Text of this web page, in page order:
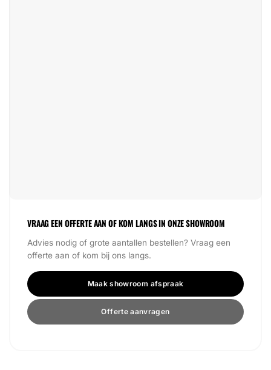
VRAAG EEN OFFERTE AAN OF KOM LANGS IN ONZE SHOWROOM
Advies nodig of grote aantallen bestellen? Vraag een
offerte aan of kom bij ons langs.
Maak showroom afspraak
Offerte aanvragen